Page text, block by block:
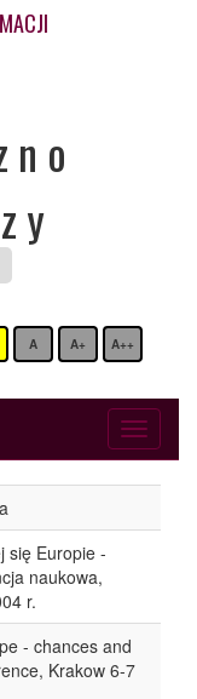
A A+ A++
Toggle
się Europie -
naukowa,
r.
- chances and
Krakow 6-7